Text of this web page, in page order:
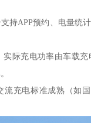
持APP预约、电量统
实际充电功率由车载
流充电标准成熟（如